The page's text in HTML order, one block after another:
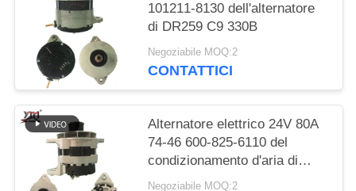
101211-8130 dell'alternatore
di DR259 C9 330B
Negoziabile MOQ:2
CONTATTICI
Alternatore elettrico 24V 80A
74-46 600-825-6110 del
condizionamento d'aria di
DR257 6BT R220-5 R305
Negoziabile MOQ:2